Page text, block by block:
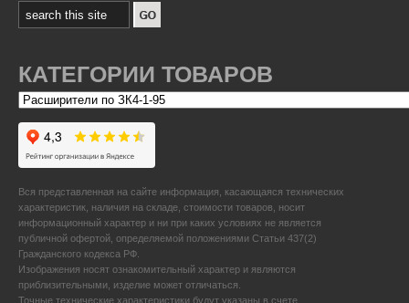
КАТЕГОРИИ ТОВАРОВ
Вся представленная на сайте информация, касающаяся технических
характеристик, наличия на складе, стоимости товаров, носит
информационный характер и ни при каких условиях не является
публичной офертой, определяемой положениями Статьи 437(2)
Гражданского кодекса РФ.
Изображения носят ознакомительный характер и являются
приблизительными, изделие может отличаться.
Точные технические характеристики будут указаны в счете.